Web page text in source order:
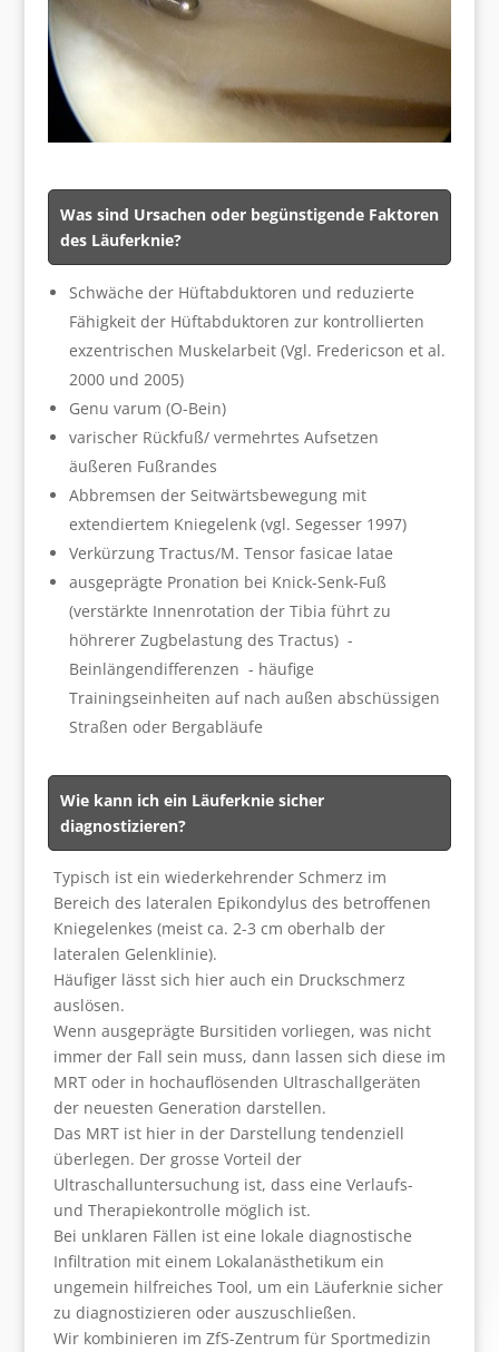
Was sind Ursachen oder begünstigende Faktoren
des Läuferknie?
Schwäche der Hüftabduktoren und reduzierte
Fähigkeit der Hüftabduktoren zur kontrollierten
exzentrischen Muskelarbeit (Vgl. Fredericson et al.
2000 und 2005)
Genu varum (O-Bein)
varischer Rückfuß/ vermehrtes Aufsetzen
äußeren Fußrandes
Abbremsen der Seitwärtsbewegung mit
extendiertem Kniegelenk (vgl. Segesser 1997)
Verkürzung Tractus/M. Tensor fasicae latae
ausgeprägte Pronation bei Knick-Senk-Fuß
(verstärkte Innenrotation der Tibia führt zu
höhrerer Zugbelastung des Tractus) -
Beinlängendifferenzen - häufige
Trainingseinheiten auf nach außen abschüssigen
Straßen oder Bergabläufe
Wie kann ich ein Läuferknie sicher
diagnostizieren?
Typisch ist ein wiederkehrender Schmerz im
Bereich des lateralen Epikondylus des betroffenen
Kniegelenkes (meist ca. 2-3 cm oberhalb der
lateralen Gelenklinie).
Häufiger lässt sich hier auch ein Druckschmerz
auslösen.
Wenn ausgeprägte Bursitiden vorliegen, was nicht
immer der Fall sein muss, dann lassen sich diese im
MRT oder in hochauflösenden Ultraschallgeräten
der neuesten Generation darstellen.
Das MRT ist hier in der Darstellung tendenziell
überlegen. Der grosse Vorteil der
Ultraschalluntersuchung ist, dass eine Verlaufs-
und Therapiekontrolle möglich ist.
Bei unklaren Fällen ist eine lokale diagnostische
Infiltration mit einem Lokalanästhetikum ein
ungemein hilfreiches Tool, um ein Läuferknie sicher
zu diagnostizieren oder auszuschließen.
Wir kombinieren im ZfS-Zentrum für Sportmedizin